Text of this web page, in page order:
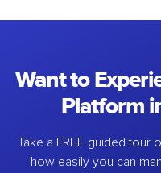
Want to
Platform
Take a FREE guided tour
how easily you can